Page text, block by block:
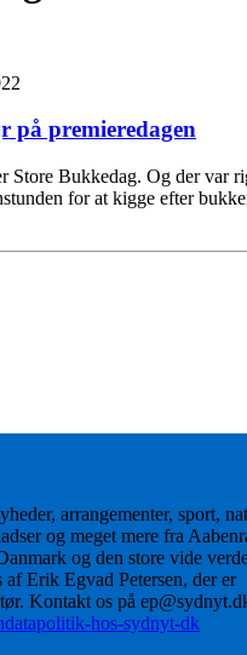
på premieredagen
Store Bukkedag. Og der var
for at kigge efter
arrangementer, sport,
og meget mere fra
og den store vide
af Erik Egvad Petersen, der er
Kontakt os på
hos-sydnyt-dk